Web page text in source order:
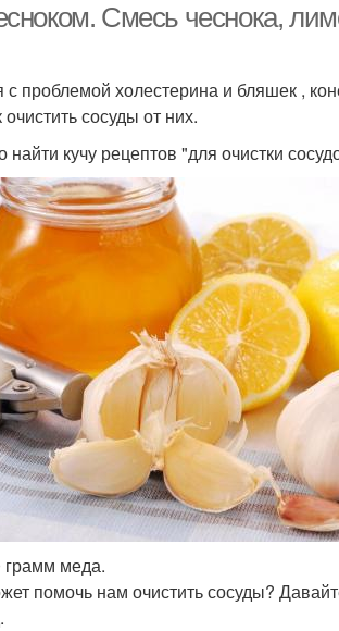
Смесь чеснока,
проблемой холестерина и бляшек ,
сосуды от них.
кучу рецептов "для очистки
грамм меда.
помочь нам очистить сосуды?